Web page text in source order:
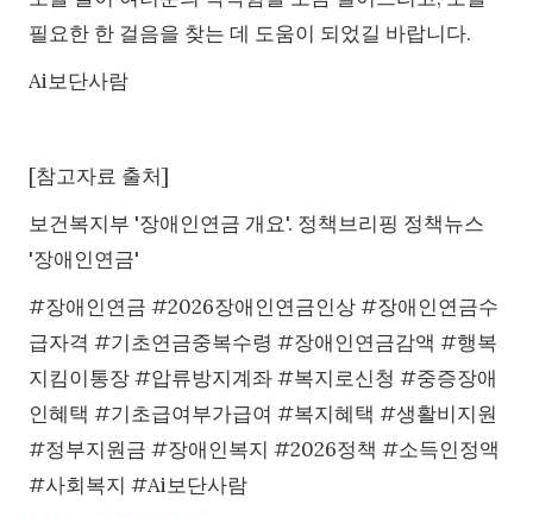
필요한 한 걸음을 찾는 데 도움이 되었길 바랍니다.
Ai보단사람
[참고자료 출처]
보건복지부 '장애인연금 개요'. 정책브리핑 정책뉴스
'장애인연금'
#장애인연금 #2026장애인연금인상 #장애인연금수
급자격 #기초연금중복수령 #장애인연금감액 #행복
지킴이통장 #압류방지계좌 #복지로신청 #중증장애
인혜택 #기초급여부가급여 #복지혜택 #생활비지원
#정부지원금 #장애인복지 #2026정책 #소득인정액
#사회복지 #Ai보단사람